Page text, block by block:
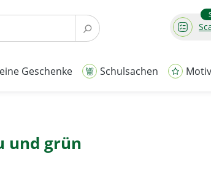
Geschenke Schulsachen
und grün